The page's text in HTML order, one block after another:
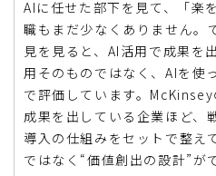
AIに任せた部下を見て、「楽
職もまだ少なくありません。
見を見ると、AI活用で成果を
用そのものではなく、AIを使
で評価しています。
成果を出している企業ほど、
導入の仕組みをセットで整え
ではなく“価値創出の設計”が